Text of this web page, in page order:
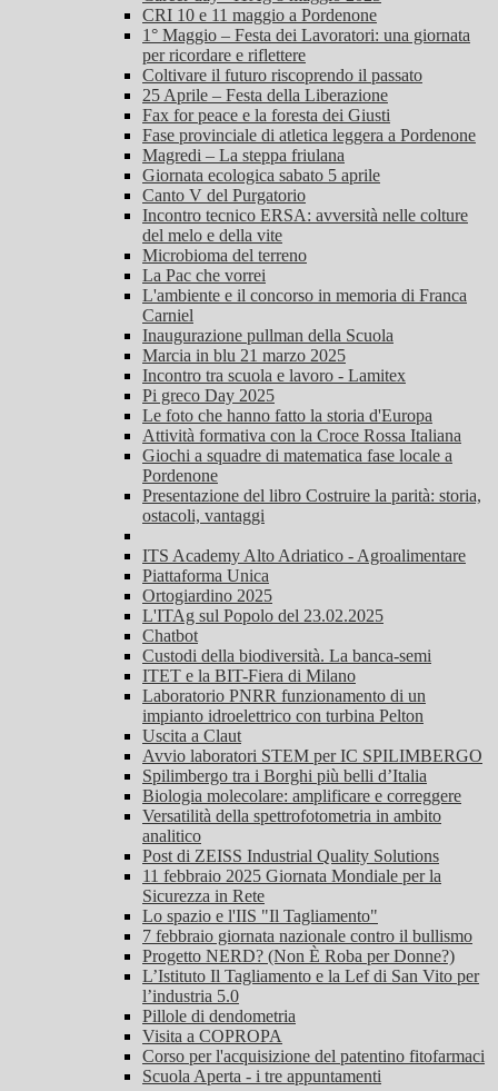
CRI 10 e 11 maggio a Pordenone
1° Maggio – Festa dei Lavoratori: una giornata
per ricordare e riflettere
Coltivare il futuro riscoprendo il passato
25 Aprile – Festa della Liberazione
Fax for peace e la foresta dei Giusti
Fase provinciale di atletica leggera a Pordenone
Magredi – La steppa friulana
Giornata ecologica sabato 5 aprile
Canto V del Purgatorio
Incontro tecnico ERSA: avversità nelle colture
del melo e della vite
Microbioma del terreno
La Pac che vorrei
L'ambiente e il concorso in memoria di Franca
Carniel
Inaugurazione pullman della Scuola
Marcia in blu 21 marzo 2025
Incontro tra scuola e lavoro - Lamitex
Pi greco Day 2025
Le foto che hanno fatto la storia d'Europa
Attività formativa con la Croce Rossa Italiana
Giochi a squadre di matematica fase locale a
Pordenone
Presentazione del libro Costruire la parità: storia,
ostacoli, vantaggi
ITS Academy Alto Adriatico - Agroalimentare
Piattaforma Unica
Ortogiardino 2025
L'ITAg sul Popolo del 23.02.2025
Chatbot
Custodi della biodiversità. La banca-semi
ITET e la BIT-Fiera di Milano
Laboratorio PNRR funzionamento di un
impianto idroelettrico con turbina Pelton
Uscita a Claut
Avvio laboratori STEM per IC SPILIMBERGO
Spilimbergo tra i Borghi più belli d’Italia
Biologia molecolare: amplificare e correggere
Versatilità della spettrofotometria in ambito
analitico
Post di ZEISS Industrial Quality Solutions
11 febbraio 2025 Giornata Mondiale per la
Sicurezza in Rete
Lo spazio e l'IIS "Il Tagliamento"
7 febbraio giornata nazionale contro il bullismo
Progetto NERD? (Non È Roba per Donne?)
L’Istituto Il Tagliamento e la Lef di San Vito per
l’industria 5.0
Pillole di dendometria
Visita a COPROPA
Corso per l'acquisizione del patentino fitofarmaci
Scuola Aperta - i tre appuntamenti